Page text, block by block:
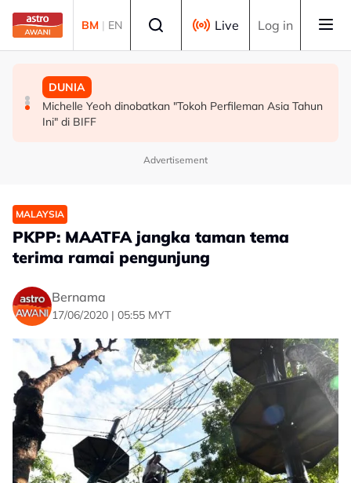
Skip to main content
BM | EN Live Log in
MALAYSIA
Persepsi negatif terhadap Bukit Malut tidak berasaskan
fakta - Ahli Akademik
MALAYSIA
Insiden rempuhan Jalan Ampang: Pendakwaan bantah
permohonan batal pertuduhan bunuh
DUNIA
Michelle Yeoh dinobatkan "Tokoh Perfileman Asia Tahun
Ini" di BIFF
Advertisement
MALAYSIA
PKPP: MAATFA jangka taman tema
terima ramai pengunjung
Bernama
17/06/2020 | 05:55 MYT